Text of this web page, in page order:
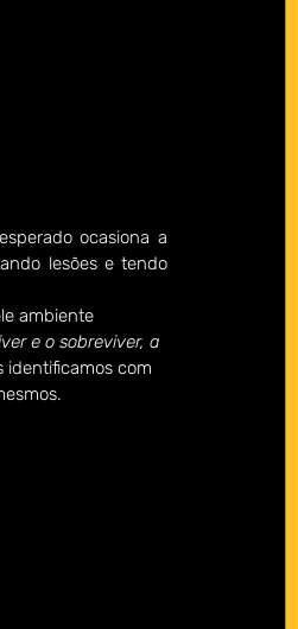
ocasiona a
lesões e tendo
ambiente
e o sobreviver, a
identificamos com